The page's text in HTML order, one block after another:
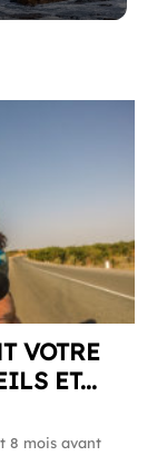
VOTRE
ET...
8 mois avant